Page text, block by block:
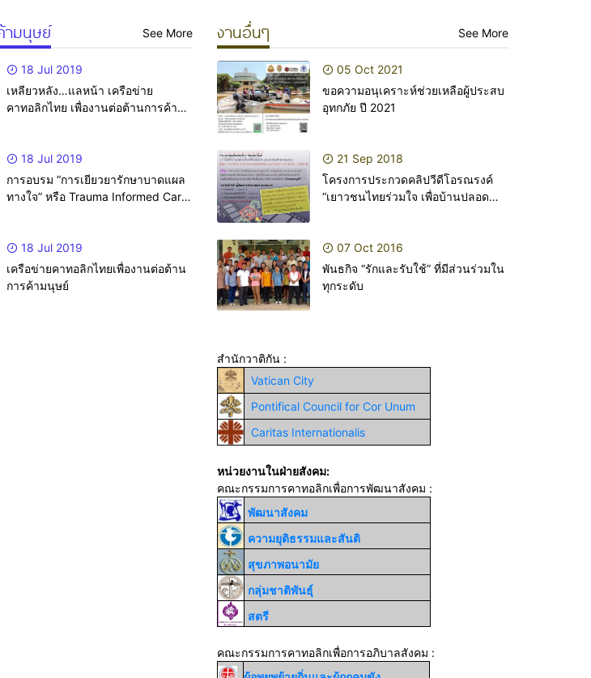
ามนุษย์ See More
18 Jul 2019
เหลียวหลัง…แลหน้า เครือข่าย
คาทอลิกไทย เพื่องานต่อต้านการค้า
18 Jul 2019
การอบรม “การเยียวยารักษาบาดแผล
ทางใจ” หรือ Trauma Informed Care
18 Jul 2019
เครือข่ายคาทอลิกไทยเพื่องานต่อต้าน
การค้ามนุษย์
งานอื่นๆ See More
05 Oct 2021
ขอความอนุเคราะห์ช่วยเหลือผู้ประสบ
อุทกภัย ปี 2021
21 Sep 2018
โครงการประกวดคลิปวีดีโอรณรงค์
“เยาวชนไทยร่วมใจ เพื่อบ้านปลอด
07 Oct 2016
พันธกิจ “รักและรับใช้” ที่มีส่วนร่วมใน
ทุกระดับ
สำนักวาติกัน :
Vatican City
Pontifical Council for Cor Unum
Caritas Internationalis
หน่วยงานในฝ่ายสังคม:
คณะกรรมการคาทอลิกเพื่อการพัฒนาสังคม :
พัฒนาสังคม
ความยุติธรรมและสันติ
สุขภาพอนามัย
กลุ่มชาติพันธุ์
สตรี
คณะกรรมการคาทอลิกเพื่อการอภิบาลสังคม :